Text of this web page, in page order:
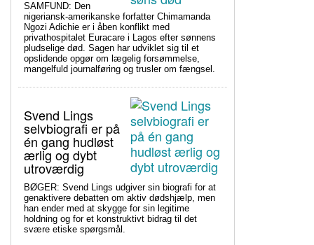
SAMFUND: Den
nigeriansk-amerikanske forfatter Chimamanda
Ngozi Adichie er i åben konflikt med
privathospitalet Euracare i Lagos efter sønnens
pludselige død. Sagen har udviklet sig til et
opslidende opgør om lægelig forsømmelse,
mangelfuld journalføring og trusler om fængsel.
Svend Lings
selvbiografi er på
én gang hudløst
ærlig og dybt
utroværdig
BØGER: Svend Lings udgiver sin biografi for at
genaktivere debatten om aktiv dødshjælp, men
han ender med at skygge for sin legitime
holdning og for et konstruktivt bidrag til det
svære etiske spørgsmål.